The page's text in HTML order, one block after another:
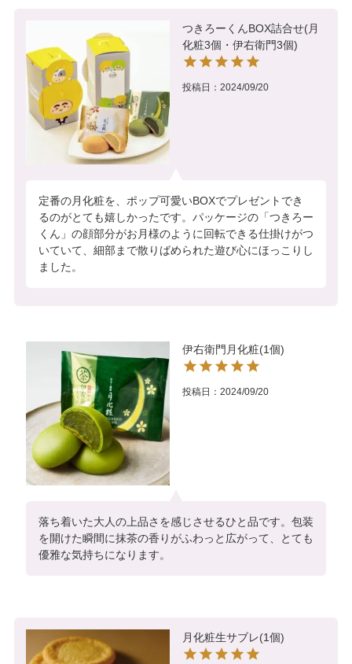
つきろーくんBOX詰合せ(月
化粧3個・伊右衛門3個)
投稿日 2024/09/20
定番の月化粧を、ポップ可愛いBOXでプレゼントでき
るのがとても嬉しかったです。パッケージの「つきろー
くん」の顔部分がお月様のように回転できる仕掛けがつ
いていて、細部まで散りばめられた遊び心にほっこりし
ました。
伊右衛門月化粧(1個)
投稿日 2024/09/20
落ち着いた大人の上品さを感じさせるひと品です。包装
を開けた瞬間に抹茶の香りがふわっと広がって、とても
優雅な気持ちになります。
月化粧生サブレ(1個)